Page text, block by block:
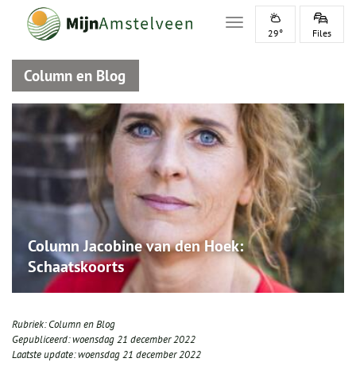
Toggle navigation
29° Files
Column en Blog
Column Jacobine van den Hoek:
Schaatskoorts
Rubriek:Column en Blog
Gepubliceerd:woensdag 21 december 2022
Laatste update:woensdag 21 december 2022